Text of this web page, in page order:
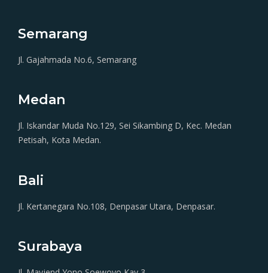
Semarang
Jl. Gajahmada No.6, Semarang
Medan
Jl. Iskandar Muda No.129, Sei Sikambing D, Kec. Medan
Petisah, Kota Medan.
Bali
Jl. Kertanegara No.108, Denpasar Utara, Denpasar.
Surabaya